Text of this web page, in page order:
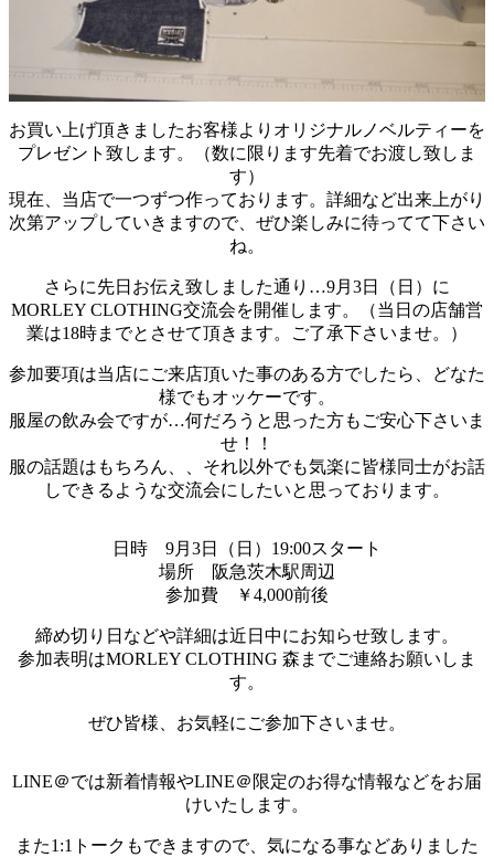
お買い上げ頂きましたお客様よりオリジナルノベルティーを
プレゼント致します。（数に限ります先着でお渡し致しま
す）
現在、当店で一つずつ作っております。詳細など出来上がり
次第アップしていきますので、ぜひ楽しみに待ってて下さい
ね。
さらに先日お伝え致しました通り…9月3日（日）に
MORLEY CLOTHING交流会を開催します。（当日の店舗営
業は18時までとさせて頂きます。ご了承下さいませ。）
参加要項は当店にご来店頂いた事のある方でしたら、どなた
様でもオッケーです。
服屋の飲み会ですが…何だろうと思った方もご安心下さいま
せ！！
服の話題はもちろん、、それ以外でも気楽に皆様同士がお話
しできるような交流会にしたいと思っております。
日時 9月3日（日）19:00スタート
場所 阪急茨木駅周辺
参加費 ￥4,000前後
締め切り日などや詳細は近日中にお知らせ致します。
参加表明はMORLEY CLOTHING 森までご連絡お願いしま
す。
ぜひ皆様、お気軽にご参加下さいませ。
LINE＠では新着情報やLINE＠限定のお得な情報などをお届
けいたします。
また1:1トークもできますので、気になる事などありました